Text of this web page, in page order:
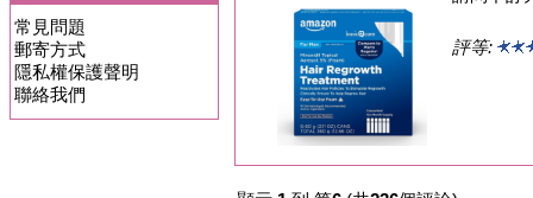
常見問題
郵寄方式
隱私權保護聲明
聯絡我們
評等: